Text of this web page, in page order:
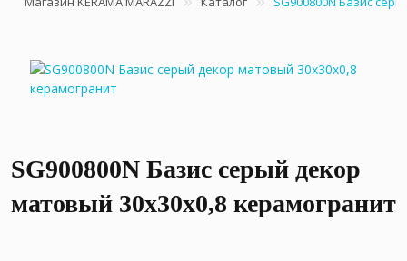
SG900800N Базис серый декор
матовый 30x30x0,8 керамогранит